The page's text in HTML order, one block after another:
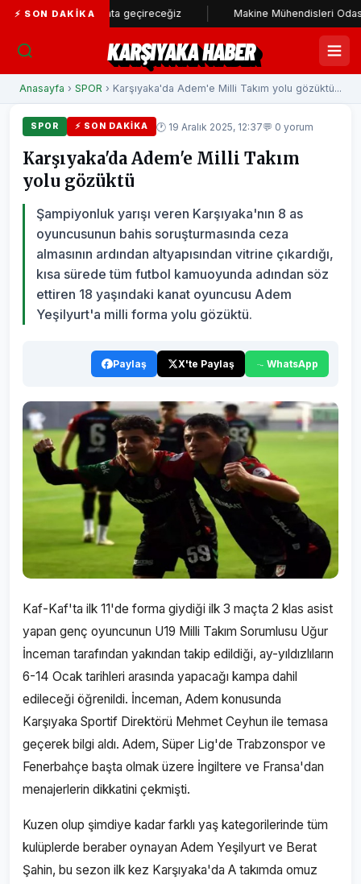
⚡ SON DAKIKA
hayata geçireceğiz Makine Mühendisleri Odası'ndan
KARŞIYAKA HABER
Anasayfa › SPOR › Karşıyaka'da Adem'e Milli Takım yolu gözüktü...
SPOR ⚡ SON DAKIKA 🕐 19 Aralık 2025, 12:37💬 0 yorum
Karşıyaka'da Adem'e Milli Takım
yolu gözüktü
Şampiyonluk yarışı veren Karşıyaka'nın 8 as
oyuncusunun bahis soruşturmasında ceza
almasının ardından altyapısından vitrine çıkardığı,
kısa sürede tüm futbol kamuoyunda adından söz
ettiren 18 yaşındaki kanat oyuncusu Adem
Yeşilyurt'a milli forma yolu gözüktü.
Paylaş X'te Paylaş WhatsApp
Kaf-Kaf'ta ilk 11'de forma giydiği ilk 3 maçta 2 klas asist
yapan genç oyuncunun U19 Milli Takım Sorumlusu Uğur
İnceman tarafından yakından takip edildiği, ay-yıldızlıların
6-14 Ocak tarihleri arasında yapacağı kampa dahil
edileceği öğrenildi. İnceman, Adem konusunda
Karşıyaka Sportif Direktörü Mehmet Ceyhun ile temasa
geçerek bilgi aldı. Adem, Süper Lig'de Trabzonspor ve
Fenerbahçe başta olmak üzere İngiltere ve Fransa'dan
menajerlerin dikkatini çekmişti.
Kuzen olup şimdiye kadar farklı yaş kategorilerinde tüm
kulüplerde beraber oynayan Adem Yeşilyurt ve Berat
Şahin, bu sezon ilk kez Karşıyaka'da A takımda omuz